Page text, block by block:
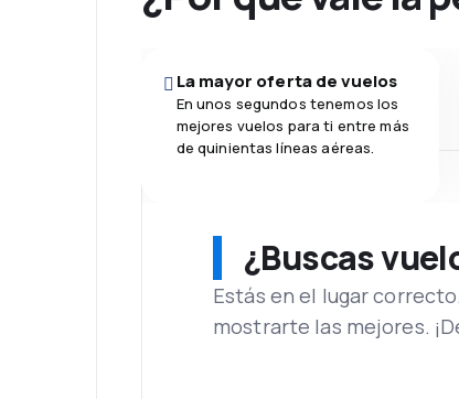
La mayor oferta de vuelos
En unos segundos tenemos los
mejores vuelos para ti entre más
de quinientas líneas aéreas.
¿Buscas
Estás en el lugar
mostrarte las mejores.